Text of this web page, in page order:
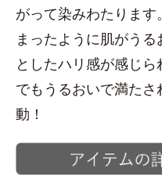
がって染みわたりま
まったように肌がう
としたハリ感が感じ
でもうるおいで満た
動！